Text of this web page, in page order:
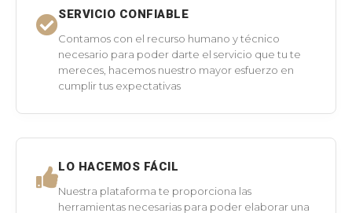
SERVICIO CONFIABLE
Contamos con el recurso humano y técnico
necesario para poder darte el servicio que tu te
mereces, hacemos nuestro mayor esfuerzo en
cumplir tus expectativas
LO HACEMOS FÁCIL
Nuestra plataforma te proporciona las
herramientas necesarias para poder elaborar una